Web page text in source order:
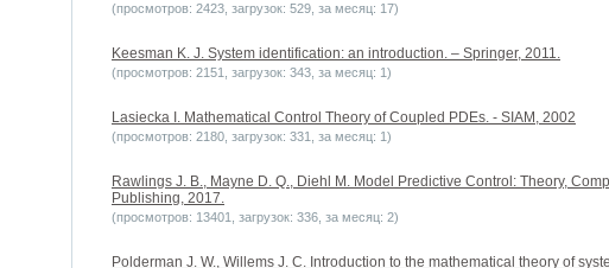
(просмотров: 2423, загрузок: 529, за месяц: 17)
Keesman K. J. System identification: an introduction. – Springer, 2011.
(просмотров: 2151, загрузок: 343, за месяц: 1)
Lasiecka I. Mathematical Control Theory of Coupled PDEs. - SIAM, 2002
(просмотров: 2180, загрузок: 331, за месяц: 1)
Rawlings J. B., Mayne D. Q., Diehl M. Model Predictive Control: Theory,
Publishing, 2017.
(просмотров: 13401, загрузок: 336, за месяц: 2)
Polderman J. W., Willems J. C. Introduction to the mathematical theory of